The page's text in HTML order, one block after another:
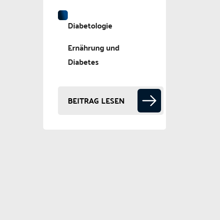
Diabetologie
Ernährung und
Diabetes
BEITRAG LESEN